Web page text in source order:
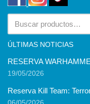
ÚLTIMAS NOTICIAS
RESERVA
19/05/2026
Reserva Kill Team: